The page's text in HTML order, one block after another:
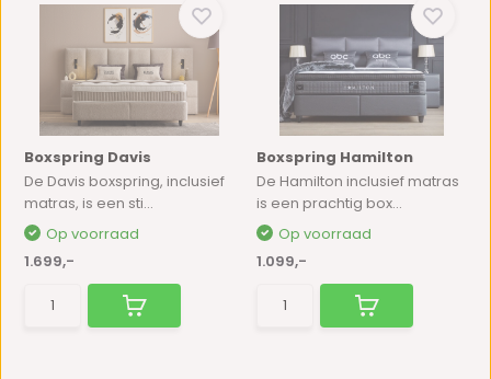
Boxspring Davis
De Davis boxspring, inclusief
matras, is een sti...
Op voorraad
1.699,-
Boxspring Hamilton
De Hamilton inclusief matras
is een prachtig box...
Op voorraad
1.099,-